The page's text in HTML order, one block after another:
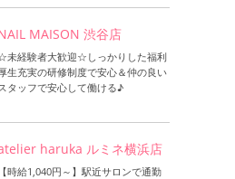
MAISON 渋谷店
未経験者大歓迎☆しっかりした福利
生充実の研修制度で安心＆仲の良い
タッフで安心して働ける♪
haruka ルミネ横浜店
【時給1,040円～】駅近サロンで通勤